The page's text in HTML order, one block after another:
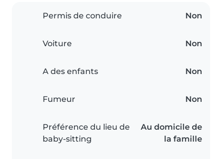
Permis de conduire Non
Voiture Non
A des enfants Non
Fumeur Non
Préférence du lieu de
baby-sitting
Au domicile de
la famille